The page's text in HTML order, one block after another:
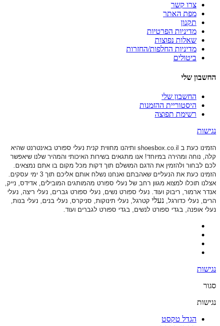
צרו קשר
מפת האתר
תקנון
מדיניות הפרטיות
שאלות נפוצות
מדיניות החלפות/החזרות
ביטולים
החשבון שלי
החשבון שלי
היסטוריית ההזמנות
רשימת תפוצה
נגישות
הזמינו כעת ב shoesbox.co.il ותיהנו מחווית קנית נעלי ספורט באינטרנט שהיא
קלה, נוחה ומהירה במיוחד! אנו מתגאים בשירות האיכותי והמהיר שלנו שיאפשר
לכם לבחור ולהזמין את הדגם המושלם תוך דקות מכל מקום בו אתם נמצאים.
הזמינו כעת את הנעליים שאהבתם ואנחנו נשלח אותם אליכם תוך 3 ימי עסקים.
אצלנו תוכלו למצוא מגוון רחב של נעלי ספורט מהמותגים המובילים, אדידס, נייק,
אנדר ארמור, ריבוק ועוד. נעלי ספורט נשים, נעלי ספורט גברים, נעלי ריצה, נעלי
הרים, נעלי כדורגל, נעלי קטרגל, נעלי תינוקות, סניקרס, נעלי בנים, נעלי בנות,
נעלי אופנה, בגדי ספורט לנשים, בגדי ספורט לגברים ועוד.
נגישות
סגור
נגישות
הגדל טקסט